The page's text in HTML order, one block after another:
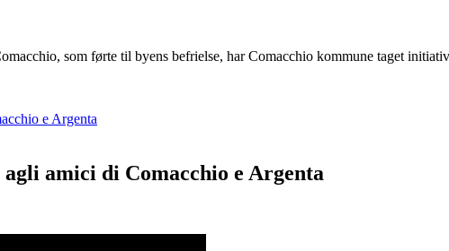
som førte til byens befrielse, har Comacchio kommune taget
amici di Comacchio e Argenta